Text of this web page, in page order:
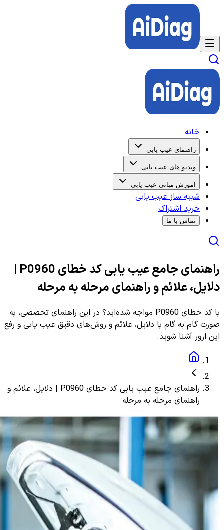
خانه
راهنمای عیب یابی
ویدیو های عیب یابی
آموزش مبانی عیب یابی
شبیه ساز عیب یابی
خرید اشتراک
تماس با ما
راهنمای جامع عیب یابی کد خطای P0960 |
دلایل، علائم و راهنمای مرحله به مرحله
با کد خطای P0960 مواجه شده‌اید؟ در این راهنمای تخصصی، به
صورت گام به گام با دلایل، علائم و روش‌های دقیق عیب یابی و رفع
این ارور آشنا شوید.
راهنمای جامع عیب یابی کد خطای P0960 | دلایل، علائم و
راهنمای مرحله به مرحله